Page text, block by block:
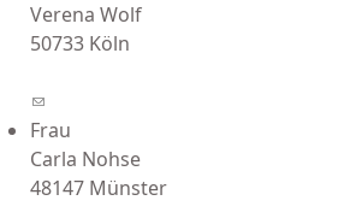
Verena Wolf
50733 Köln
(link sends e-mail)
Frau
Carla Nohse
48147 Münster